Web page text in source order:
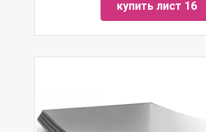
купить лист 16